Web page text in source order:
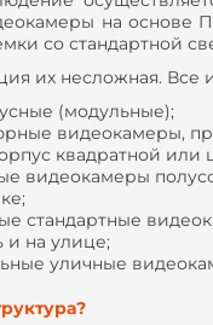
на основе
со стандартной
их несложная. Все
(модульные);
видеокамеры,
квадратной
видеокамеры
стандартные
и на улице;
уличные